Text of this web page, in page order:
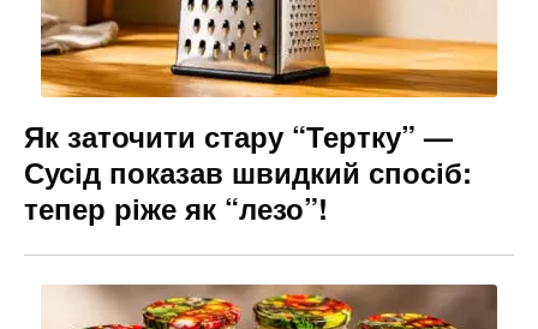
Як заточити стару “Тертку” —
Сусід показав швидкий спосіб:
тепер ріже як “лезо”!